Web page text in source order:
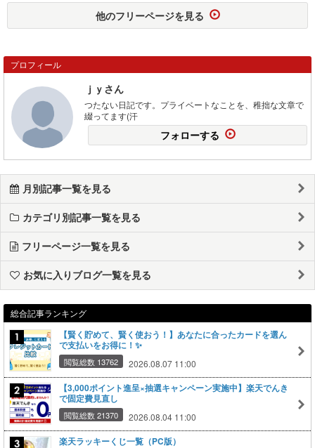
他のフリーページを見る
プロフィール
ｊｙさん
つたない日記です。プライベートなことを、稚拙な文章で
綴ってます(汗
フォローする
月別記事一覧を見る
カテゴリ別記事一覧を見る
フリーページ一覧を見る
お気に入りブログ一覧を見る
総合記事ランキング
【賢く貯めて、賢く使おう！】あなたに合ったカードを選ん
で支払いをお得に！✨
閲覧総数 13762 2026.08.07 11:00
【3,000ポイント進呈×抽選キャンペーン実施中】楽天でんき
で固定費見直し
閲覧総数 21370 2026.08.04 11:00
楽天ラッキーくじ一覧（PC版）